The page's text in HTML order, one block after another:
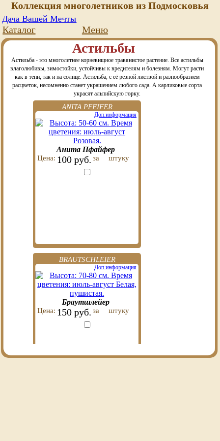
Коллекция многолетников из Подмосковья
Дача Вашей Мечты
Каталог Меню
Астильбы
Астильба - это многолетнее корневищное травянистое растение. Все астильбы
влаголюбивы, зимостойки, устойчивы к вредителям и болезням. Могут расти
как в тени, так и на солнце. Астильба, с её резной листвой и разнообразием
расцветок, несомненно станет украшением любого сада. А карликовые сорта
украсят альпийскую горку.
ANITA PFEIFER
Доп.информация
Анита Пфайфер
Цена: 100 руб. за штуку
BRAUTSCHLEIER
Доп.информация
Браутшлейер
Цена: 150 руб. за штуку